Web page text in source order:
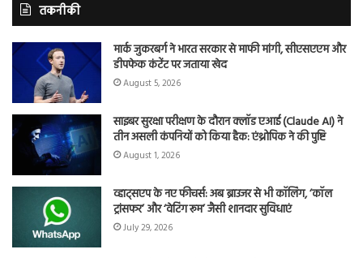
तकनीकी
मार्क जुकरबर्ग ने भारत सरकार से माफी मांगी, सीएसएएम और
डीपफेक कंटेंट पर जताया खेद
August 5, 2026
साइबर सुरक्षा परीक्षण के दौरान क्लॉड एआई (Claude AI) ने
तीन असली कंपनियों को किया हैक: एंथ्रोपिक ने की पुष्टि
August 1, 2026
व्हाट्सएप के नए फीचर्स: अब ब्राउजर से भी कॉलिंग, ‘कॉल
ट्रांसफर’ और ‘वेटिंग रूम’ जैसी शानदार सुविधाएं
July 29, 2026